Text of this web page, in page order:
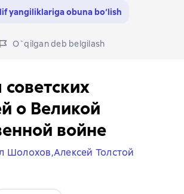
yangiliklariga obuna bo‘lish
O`qilgan deb belgilash
советских
о Великой
войне
Шолохов,Алексей Толстой